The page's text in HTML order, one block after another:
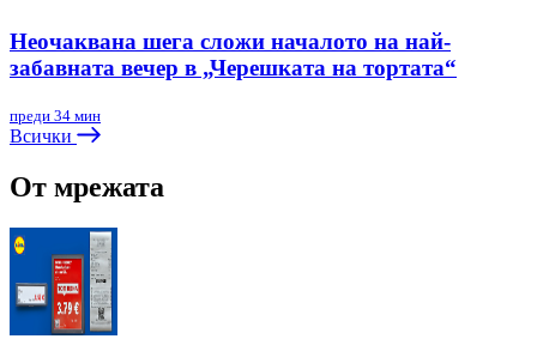
Неочаквана шега сложи началото на най-
забавната вечер в „Черешката на тортата“
преди 34 мин
Всички
От мрежата